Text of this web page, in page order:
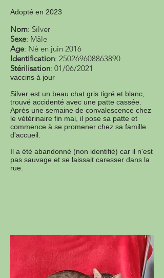
Adopté en 2023
Nom: Silver
Sexe: Mâle
Age: Né en juin 2016
Identification: 250269608863890
Stérilisation: 01/06/2021
vaccins à jour
Silver est un beau chat gris tigré et blanc,
trouvé accidenté avec une patte cassée.
Après une semaine de convalescence chez
le vétérinaire fin mai, il pose sa patte et
commence à se promener chez sa famille
d'accueil.
Il a été abandonné (non identifié) car il n'est
pas sauvage et se laissait caresser dans la
rue.